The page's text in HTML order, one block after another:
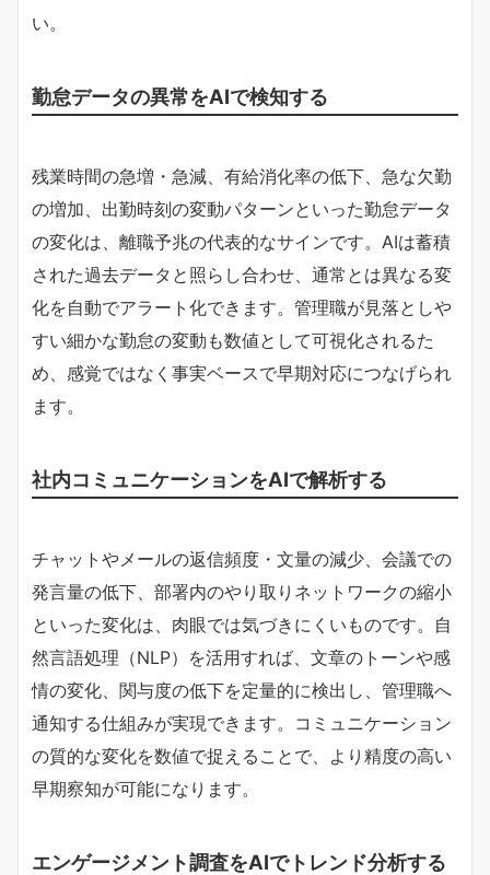
い。
勤怠データの異常をAIで検知する
残業時間の急増・急減、有給消化率の低下、急な欠勤
の増加、出勤時刻の変動パターンといった勤怠データ
の変化は、離職予兆の代表的なサインです。AIは蓄積
された過去データと照らし合わせ、通常とは異なる変
化を自動でアラート化できます。管理職が見落としや
すい細かな勤怠の変動も数値として可視化されるた
め、感覚ではなく事実ベースで早期対応につなげられ
ます。
社内コミュニケーションをAIで解析する
チャットやメールの返信頻度・文量の減少、会議での
発言量の低下、部署内のやり取りネットワークの縮小
といった変化は、肉眼では気づきにくいものです。自
然言語処理（NLP）を活用すれば、文章のトーンや感
情の変化、関与度の低下を定量的に検出し、管理職へ
通知する仕組みが実現できます。コミュニケーション
の質的な変化を数値で捉えることで、より精度の高い
早期察知が可能になります。
エンゲージメント調査をAIでトレンド分析する